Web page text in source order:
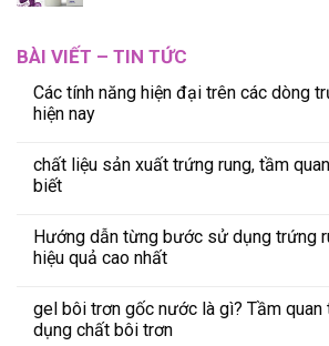
BÀI VIẾT – TIN TỨC
Các tính năng hiện đại trên các dòng
hiện nay
chất liệu sản xuất trứng rung, tầm
biết
Hướng dẫn từng bước sử dụng trứng
hiệu quả cao nhất
gel bôi trơn gốc nước là gì? Tầm
dụng chất bôi trơn